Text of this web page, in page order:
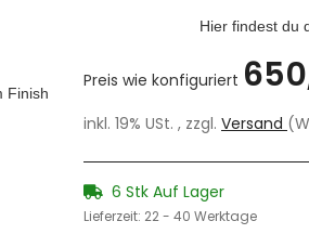
Hier findest du
Preis wie konfiguriert
inkl. 19% USt. , zzgl. Versand
6 Stk Auf Lager
Lieferzeit: 22 - 40 Werktage